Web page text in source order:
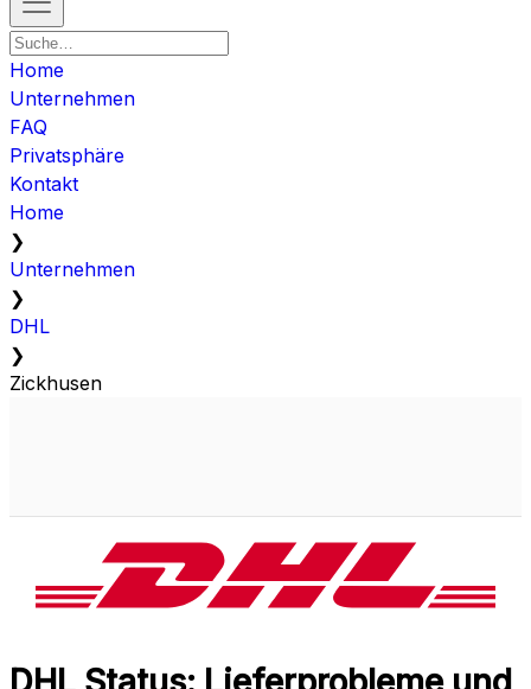
Home
Unternehmen
FAQ
Privatsphäre
Kontakt
Home
❯
Unternehmen
❯
DHL
❯
Zickhusen